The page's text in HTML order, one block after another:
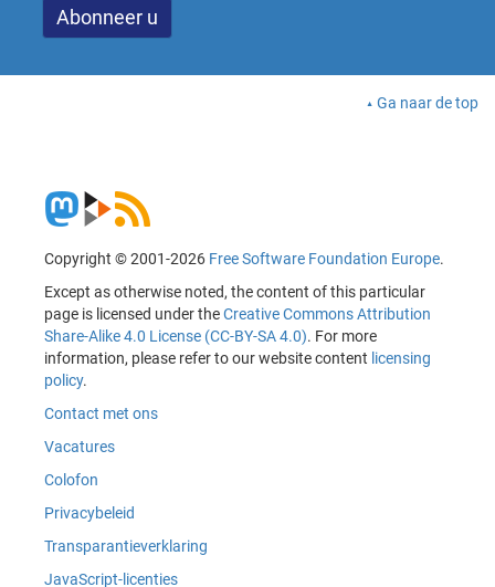
Ga naar de top
Copyright © 2001-2026 Free Software Foundation Europe.
Except as otherwise noted, the content of this particular
page is licensed under theCreative Commons Attribution
Share-Alike 4.0 License (CC-BY-SA 4.0). For more
information, please refer to our website content licensing
policy.
Contact met ons
Vacatures
Colofon
Privacybeleid
Transparantieverklaring
JavaScript-licenties